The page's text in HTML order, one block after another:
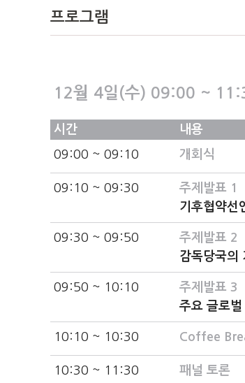
프로그램
12월 4일(수) 09:00 ~
시간 내용
09:00 ~ 09:10
개회식
09:10 ~ 09:30
주제발표 1
기후협약선
09:30 ~ 09:50
주제발표 2
감독당국의
09:50 ~ 10:10
주제발표 3
주요 글로벌
10:10 ~ 10:30 Coffee
10:30 ~ 11:30 패널 토론